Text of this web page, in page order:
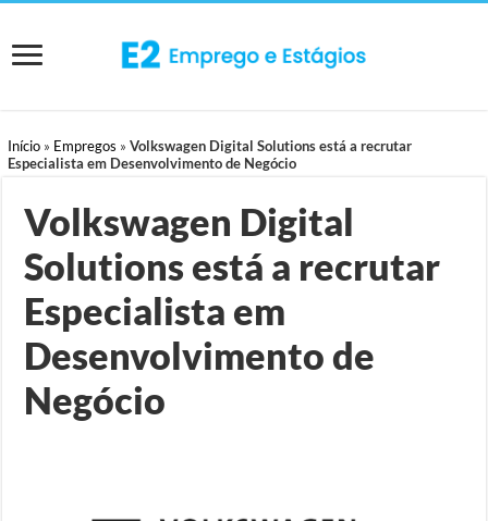
Início » Empregos »Volkswagen Digital Solutions está a recrutar
Especialista em Desenvolvimento de Negócio
Volkswagen Digital
Solutions está a recrutar
Especialista em
Desenvolvimento de
Negócio